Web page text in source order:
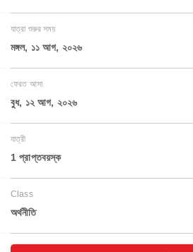
যাত্রা শুরুর সময়
মঙ্গল, ১১ আগ, ২০২৬
ফেরত আসা
বুধ, ১২ আগ, ২০২৬
যাত্রী
1 প্রাপ্তবয়স্ক
Class
অর্থনীতি